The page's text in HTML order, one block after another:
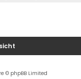
© phpBB Limited